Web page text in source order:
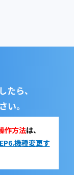
たら、
い。
作方法は、
機種変更す